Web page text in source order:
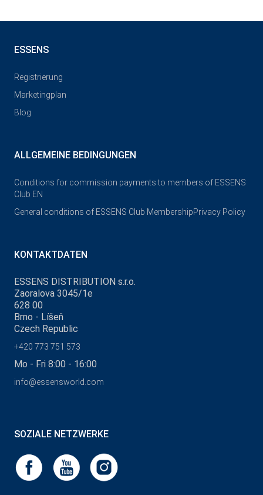
ESSENS
Registrierung
Marketingplan
Blog
ALLGEMEINE BEDINGUNGEN
Conditions for commission payments to members of ESSENS
Club EN
General conditions of ESSENS Club MembershipPrivacy Policy
KONTAKTDATEN
ESSENS DISTRIBUTION s.r.o.
Zaoralova 3045/1e
628 00
Brno - Líšeň
Czech Republic
+420 773 751 573
Mo - Fri 8:00 - 16:00
info@essensworld.com
SOZIALE NETZWERKE